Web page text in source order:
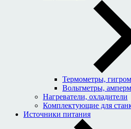
Термометры,
Вольтметры,
Нагреватели, охладители
Комплектующие для
Источники питания